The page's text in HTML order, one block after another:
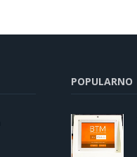
POPULARNO